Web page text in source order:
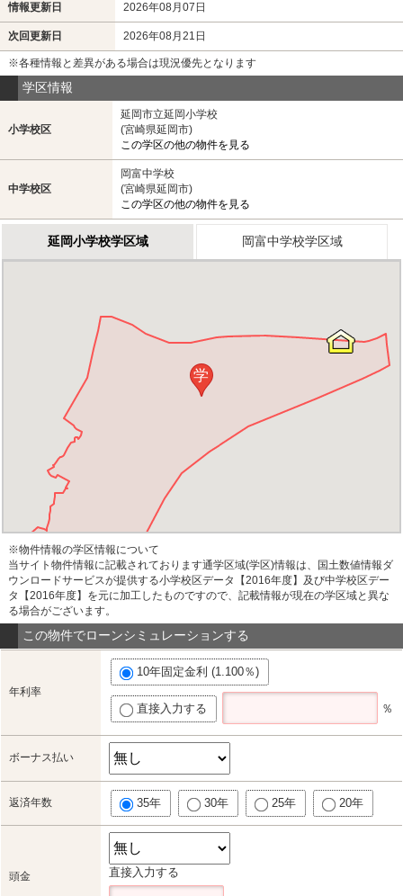
情報更新日 2026年08月07日
次回更新日 2026年08月21日
※各種情報と差異がある場合は現況優先となります
学区情報
小学校区
延岡市立延岡小学校
(宮崎県延岡市)
この学区の他の物件を見る
中学校区
岡富中学校
(宮崎県延岡市)
この学区の他の物件を見る
延岡小学校学区域 岡富中学校学区域
学
※物件情報の学区情報について
当サイト物件情報に記載されております通学区域(学区)情報は、国土数値情報ダ
ウンロードサービスが提供する小学校区データ【2016年度】及び中学校区デー
タ【2016年度】を元に加工したものですので、記載情報が現在の学区域と異な
る場合がございます。
この物件でローンシミュレーションする
年利率
10年固定金利 (1.100％)
直接入力する ％
ボーナス払い
返済年数 35年 30年 25年 20年
頭金 直接入力する